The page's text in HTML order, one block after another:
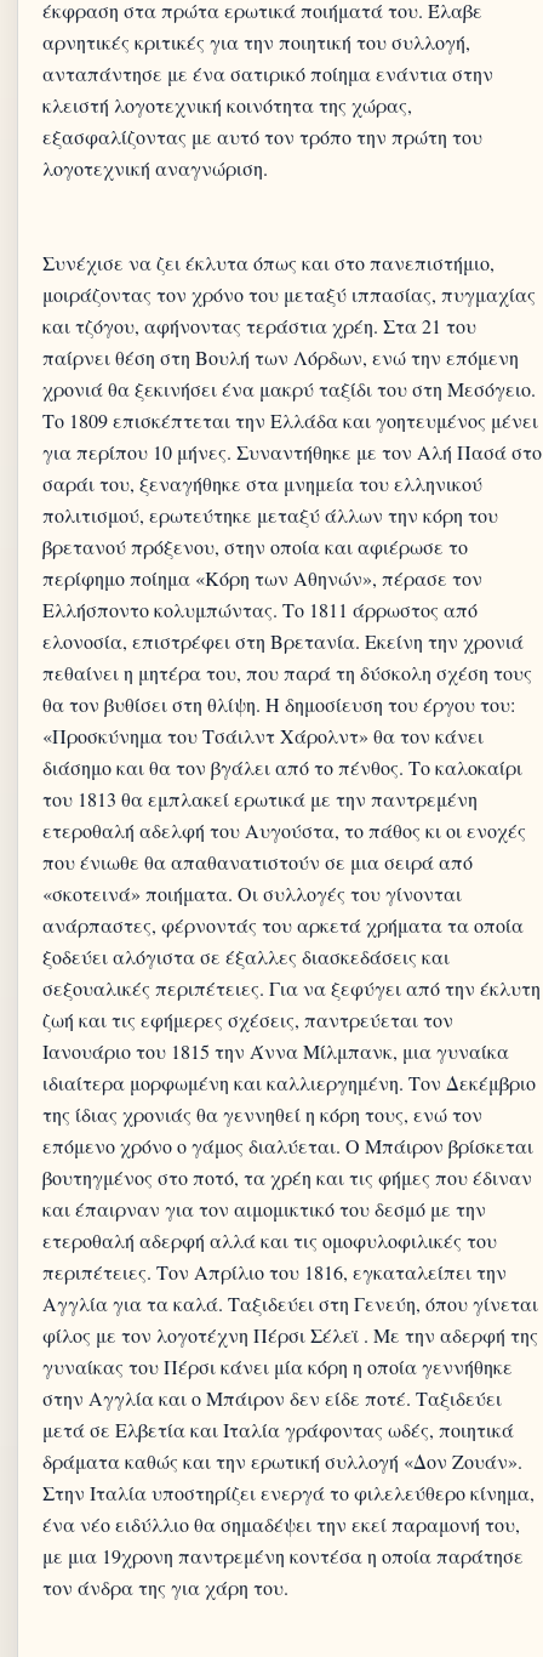
έκφραση στα πρώτα ερωτικά ποιήματά του. Έλαβε
αρνητικές κριτικές για την ποιητική του συλλογή,
ανταπάντησε με ένα σατιρικό ποίημα ενάντια στην
κλειστή λογοτεχνική κοινότητα της χώρας,
εξασφαλίζοντας με αυτό τον τρόπο την πρώτη του
λογοτεχνική αναγνώριση.
Συνέχισε να ζει έκλυτα όπως και στο πανεπιστήμιο,
μοιράζοντας τον χρόνο του μεταξύ ιππασίας, πυγμαχίας
και τζόγου, αφήνοντας τεράστια χρέη. Στα 21 του
παίρνει θέση στη Βουλή των Λόρδων, ενώ την επόμενη
χρονιά θα ξεκινήσει ένα μακρύ ταξίδι του στη Μεσόγειο.
Το 1809 επισκέπτεται την Ελλάδα και γοητευμένος μένει
για περίπου 10 μήνες. Συναντήθηκε με τον Αλή Πασά στο
σαράι του, ξεναγήθηκε στα μνημεία του ελληνικού
πολιτισμού, ερωτεύτηκε μεταξύ άλλων την κόρη του
βρετανού πρόξενου, στην οποία και αφιέρωσε το
περίφημο ποίημα «Κόρη των Αθηνών», πέρασε τον
Ελλήσποντο κολυμπώντας. Το 1811 άρρωστος από
ελονοσία, επιστρέφει στη Βρετανία. Εκείνη την χρονιά
πεθαίνει η μητέρα του, που παρά τη δύσκολη σχέση τους
θα τον βυθίσει στη θλίψη. Η δημοσίευση του έργου του:
«Προσκύνημα του Τσάιλντ Χάρολντ» θα τον κάνει
διάσημο και θα τον βγάλει από το πένθος. Το καλοκαίρι
του 1813 θα εμπλακεί ερωτικά με την παντρεμένη
ετεροθαλή αδελφή του Αυγούστα, το πάθος κι οι ενοχές
που ένιωθε θα απαθανατιστούν σε μια σειρά από
«σκοτεινά» ποιήματα. Οι συλλογές του γίνονται
ανάρπαστες, φέρνοντάς του αρκετά χρήματα τα οποία
ξοδεύει αλόγιστα σε έξαλλες διασκεδάσεις και
σεξουαλικές περιπέτειες. Για να ξεφύγει από την έκλυτη
ζωή και τις εφήμερες σχέσεις, παντρεύεται τον
Ιανουάριο του 1815 την Άννα Μίλμπανκ, μια γυναίκα
ιδιαίτερα μορφωμένη και καλλιεργημένη. Τον Δεκέμβριο
της ίδιας χρονιάς θα γεννηθεί η κόρη τους, ενώ τον
επόμενο χρόνο ο γάμος διαλύεται. Ο Μπάιρον βρίσκεται
βουτηγμένος στο ποτό, τα χρέη και τις φήμες που έδιναν
και έπαιρναν για τον αιμομικτικό του δεσμό με την
ετεροθαλή αδερφή αλλά και τις ομοφυλοφιλικές του
περιπέτειες. Τον Απρίλιο του 1816, εγκαταλείπει την
Αγγλία για τα καλά. Ταξιδεύει στη Γενεύη, όπου γίνεται
φίλος με τον λογοτέχνη Πέρσι Σέλεϊ . Με την αδερφή της
γυναίκας του Πέρσι κάνει μία κόρη η οποία γεννήθηκε
στην Αγγλία και ο Μπάιρον δεν είδε ποτέ. Ταξιδεύει
μετά σε Ελβετία και Ιταλία γράφοντας ωδές, ποιητικά
δράματα καθώς και την ερωτική συλλογή «Δον Ζουάν».
Στην Ιταλία υποστηρίζει ενεργά το φιλελεύθερο κίνημα,
ένα νέο ειδύλλιο θα σημαδέψει την εκεί παραμονή του,
με μια 19χρονη παντρεμένη κοντέσα η οποία παράτησε
τον άνδρα της για χάρη του.